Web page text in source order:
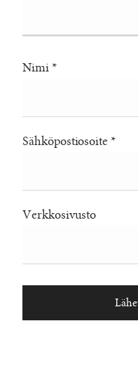
Nimi *
Sähköpostiosoite *
Verkkosivusto